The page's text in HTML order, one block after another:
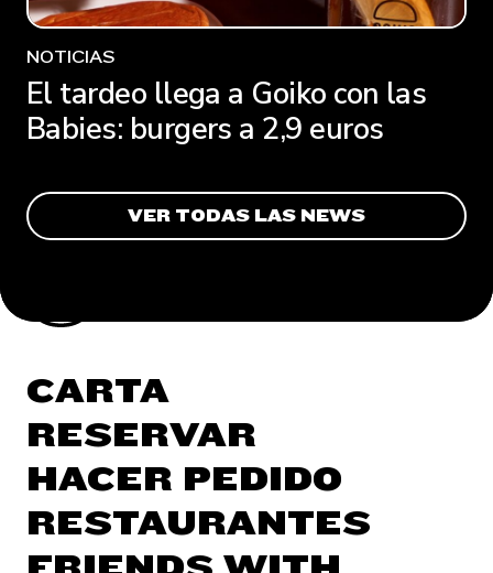
NOTICIAS
El tardeo llega a Goiko con las
Babies: burgers a 2,9 euros
VER TODAS LAS NEWS
CARTA
RESERVAR
HACER PEDIDO
RESTAURANTES